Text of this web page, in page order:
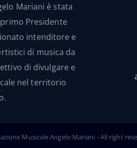
Mariani è stata
Presidente
intenditore e
di musica da
di divulgare e
nel territorio
Musicale Angelo Mariani - All right